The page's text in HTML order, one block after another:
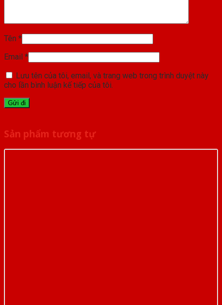
Tên *
Email *
Lưu tên của tôi, email, và trang web trong trình duyệt này
cho lần bình luận kế tiếp của tôi.
Sản phẩm tương tự